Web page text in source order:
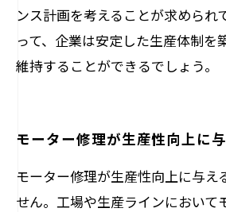
ンス計画を考えることが求められ
って、企業は安定した生産体制を
維持することができるでしょう。
モーター修理が生産性向上に
モーター修理が生産性向上に与え
せん。工場や生産ラインにおいて